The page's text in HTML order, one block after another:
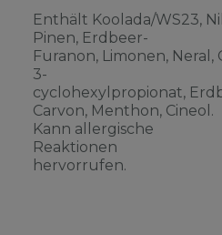
Enthält Koolada/WS23,
Pinen, Erdbeer-
Furanon, Limonen,
3-
cyclohexylpropionat,
Carvon, Menthon, Cineol.
Kann allergische
Reaktionen
hervorrufen.